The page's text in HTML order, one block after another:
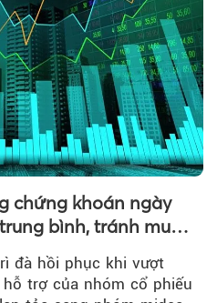
chứng khoán ngày
bình, tránh mua
đà hồi phục khi vượt
trợ của nhóm cổ phiếu